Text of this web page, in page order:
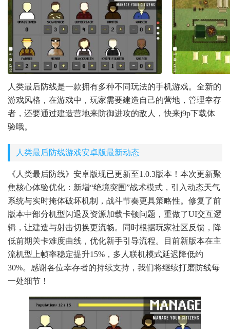
人类最后防线是一款拥有多种不同玩法的手机游戏。全新的
游戏风格，在游戏中，玩家需要建造自己的营地，管理幸存
者，还要通过建造营地来防御进攻的敌人，快来j9p下载体
验哦。
人类最后防线游戏安卓版最新动态
《人类最后防线》安卓版现已更新至1.0.3版本！本次更新聚
焦核心体验优化：新增“绝境突围”战术模式，引入动态天气
系统与实时掩体破坏机制，战斗节奏更具策略性。修复了前
版本中部分机型闪退及资源加载卡顿问题，重做了UI交互逻
辑，让建造与射击切换更流畅。同时根据玩家社区反馈，降
低前期关卡难度曲线，优化新手引导流程。目前新版本在主
流机型上帧率稳定提升15%，多人联机模式延迟降低约
30%。感谢各位幸存者的持续支持，我们将继续打磨防线每
一处细节！